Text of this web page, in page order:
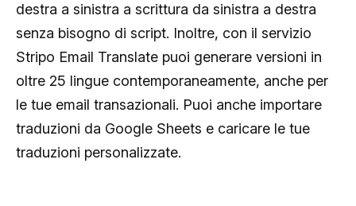
destra a sinistra a scrittura da sinistra a destra
senza bisogno di script. Inoltre, con il servizio
Stripo Email Translate puoi generare versioni in
oltre 25 lingue contemporaneamente, anche per
le tue email transazionali. Puoi anche importare
traduzioni da Google Sheets e caricare le tue
traduzioni personalizzate.